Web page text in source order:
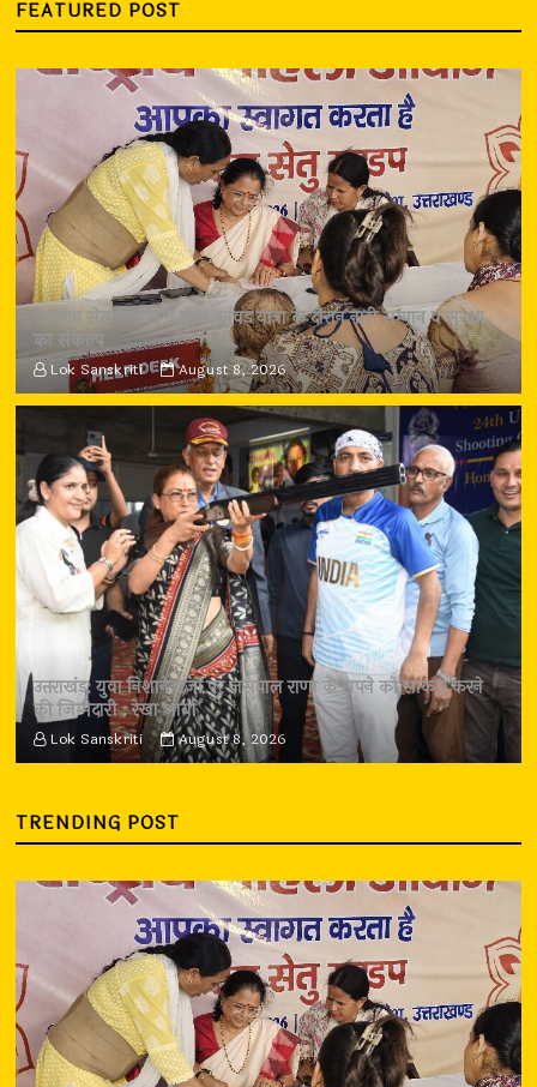
FEATURED POST
‘सम्मान सेतु’ शिविर में गूंजा कांवड़ यात्रा के दौरान नारी सम्मान व सुरक्षा
का संकल्प
Lok Sanskriti August 8, 2026
उत्तराखंड: युवा निशानेबाजों पर जसपाल राणा के सपने को साकार करने
की जिम्मेदारी : रेखा आर्या
Lok Sanskriti August 8, 2026
TRENDING POST